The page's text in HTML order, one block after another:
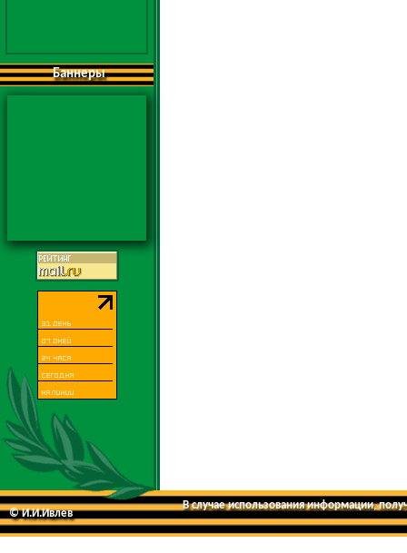
Баннеры
© И.И.Ивлев
В случае использования информации,